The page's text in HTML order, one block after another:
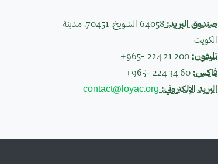
صندوق البريد:
64058 الشويخ، 70451، مدينة
الكويت
تليفون:+965- 224 21 200
فاكس:+965- 224 34 60
البريد الإلكتروني: contact@loyac.org